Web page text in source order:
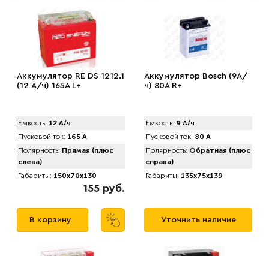
Аккумулятор RE DS 1212.1
(12 А/ч) 165A L+
Емкость: 12 А/ч
Пусковой ток: 165 А
Полярность: Прямая (плюс
слева)
Габариты: 150x70x130
155 руб.
В корзину
Аккумулятор Bosch (9А/
ч) 80A R+
Емкость: 9 А/ч
Пусковой ток: 80 А
Полярность: Обратная (плюс
справа)
Габариты: 135x75x139
Уточнить наличие